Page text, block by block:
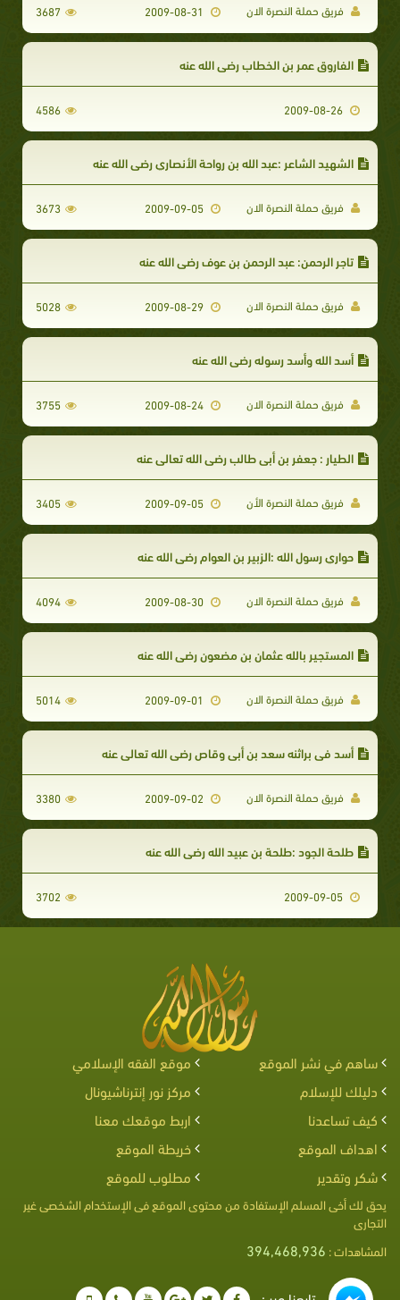
فريق حملة النصرة الان 3687
الفاروق عمر بن الخطاب رضي الله عنه
4586
الشهيد الشاعر :عبد الله بن رواحة الأنصاري رضي الله عنه
فريق حملة النصرة الان 3673
تاجر الرحمن: عبد الرحمن بن عوف رضي الله عنه
فريق حملة النصرة الان 5028
أسد الله وأسد رسوله رضي الله عنه
فريق حملة النصرة الان 3755
الطيار : جعفر بن أبي طالب رضي الله تعالى عنه
فريق حملة النصرة الأن 3405
حواري رسول الله :الزبير بن العوام رضي الله عنه
فريق حملة النصرة الان 4094
المستجير بالله عثمان بن مضعون رضي الله عنه
فريق حملة النصرة الان 5014
أسد في براثنه سعد بن أبي وقاص رضي الله تعالى عنه
فريق حملة النصرة الان 3380
طلحة الجود :طلحة بن عبيد الله رضي الله عنه
3702
ساهم في نشر الموقع
موقع الفقه الإسلامي
دليلك للإسلام
مركز نور إنترناشيونال
كيف تساعدنا
اربط موقعك معنا
اهداف الموقع
خريطة الموقع
شكر وتقدير
مطلوب للموقع
يحق لك أخى المسلم الإستفادة من محتوى الموقع فى الإستخدام الشخصى غير
التجارى
المشاهدات : 394,468,936